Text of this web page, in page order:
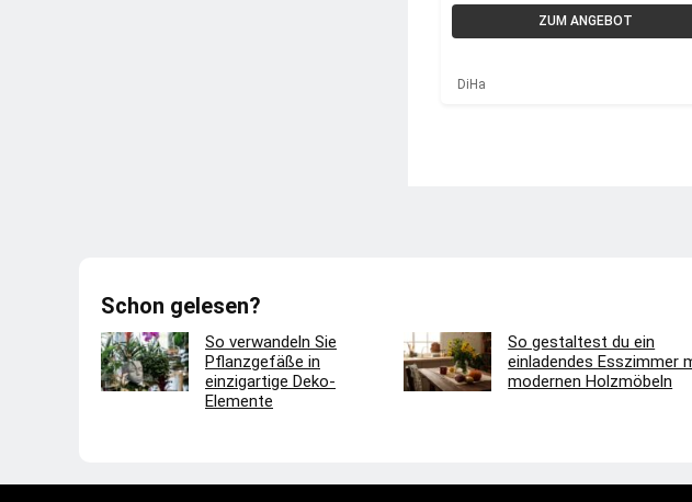
TF Matte 13mmZUM ANGEBOT
DiHa
Schon gelesen?
So verwandeln Sie
Pflanzgefäße in
einzigartige Deko-
Elemente
So gestaltest du ein
einladendes Esszimmer
modernen Holzmöbeln